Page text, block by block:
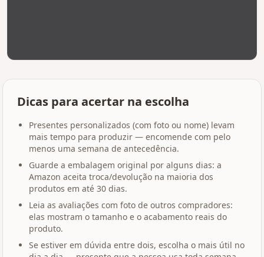
Dicas para acertar na escolha
Presentes personalizados (com foto ou nome) levam
mais tempo para produzir — encomende com pelo
menos uma semana de antecedência.
Guarde a embalagem original por alguns dias: a
Amazon aceita troca/devolução na maioria dos
produtos em até 30 dias.
Leia as avaliações com foto de outros compradores:
elas mostram o tamanho e o acabamento reais do
produto.
Se estiver em dúvida entre dois, escolha o mais útil no